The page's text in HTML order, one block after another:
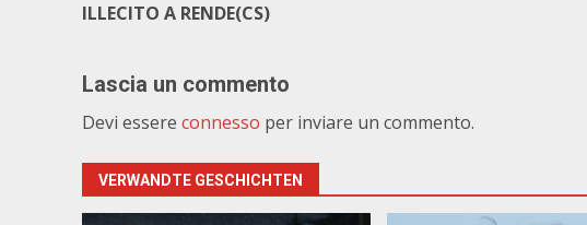
ILLECITO A RENDE(CS)
Lascia un commento
Devi essere connesso per inviare un commento.
VERWANDTE GESCHICHTEN